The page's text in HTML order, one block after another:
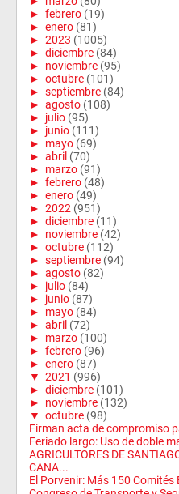
► febrero (19)
► enero (81)
► 2023 (1005)
► diciembre (84)
► noviembre (95)
► octubre (101)
► septiembre (84)
► agosto (108)
► julio (95)
► junio (111)
► mayo (69)
► abril (70)
► marzo (91)
► febrero (48)
► enero (49)
► 2022 (951)
► diciembre (11)
► noviembre (42)
► octubre (112)
► septiembre (94)
► agosto (82)
► julio (84)
► junio (87)
► mayo (84)
► abril (72)
► marzo (100)
► febrero (96)
► enero (87)
▼ 2021 (996)
► diciembre (101)
► noviembre (132)
▼ octubre (98)
Firman acta de compromiso
Feriado largo: Uso de doble
AGRICULTORES DE
CANA...
El Porvenir: Más 150